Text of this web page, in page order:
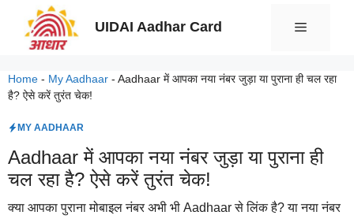
UIDAI Aadhar Card Menu
Home - My Aadhaar - Aadhaar में आपका नया नंबर जुड़ा या पुराना ही चल रहा
है? ऐसे करें तुरंत चेक!
MY AADHAAR
Aadhaar में आपका नया नंबर जुड़ा या पुराना ही
चल रहा है? ऐसे करें तुरंत चेक!
क्या आपका पुराना मोबाइल नंबर अभी भी Aadhaar से लिंक है? या नया नंबर